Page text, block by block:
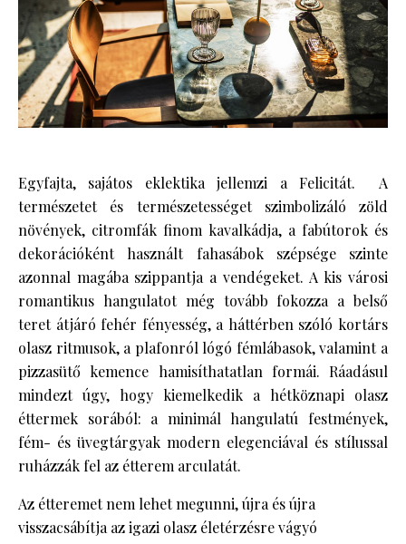
Egyfajta, sajátos eklektika jellemzi a Felicitát. A
természetet és természetességet szimbolizáló zöld
növények, citromfák finom kavalkádja, a fabútorok és
dekorációként használt fahasábok szépsége szinte
azonnal magába szippantja a vendégeket. A kis városi
romantikus hangulatot még tovább fokozza a belső
teret átjáró fehér fényesség, a háttérben szóló kortárs
olasz ritmusok, a plafonról lógó fémlábasok, valamint a
pizzasütő kemence hamisíthatatlan formái. Ráadásul
mindezt úgy, hogy kiemelkedik a hétköznapi olasz
éttermek sorából: a minimál hangulatú festmények,
fém- és üvegtárgyak modern elegenciával és stílussal
ruházzák fel az étterem arculatát.
Az étteremet nem lehet megunni, újra és újra
visszacsábítja az igazi olasz életérzésre vágyó